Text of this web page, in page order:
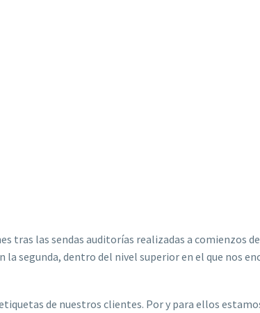
tras las sendas auditorías realizadas a comienzos
segunda, dentro del nivel superior en el que nos
de nuestros clientes. Por y para ellos